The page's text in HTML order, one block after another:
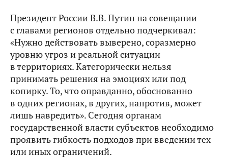
Президент России В.В. Путин на совещании
с главами регионов отдельно подчеркивал:
«Нужно действовать выверено, соразмерно
уровню угроз и реальной ситуации
в территориях. Категорически нельзя
принимать решения на эмоциях или под
копирку. То, что оправданно, обоснованно
в одних регионах, в других, напротив, может
лишь навредить». Сегодня органам
государственной власти субъектов необходимо
проявить гибкость подходов при введении тех
или иных ограничений.